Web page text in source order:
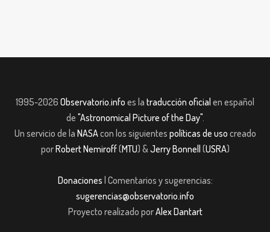
1995-2026 Observatorio.info es la traducción oficial en español
de "Astronomical Picture of the Day".
Un servicio de la NASAcon los siguientes políticas de uso creado
porRobert Nemiroff(MTU) &Jerry Bonnell (USRA)
Donaciones | Comentarios y sugerencias:
sugerencias@observatorio.info
Proyecto realizado porAlex Dantart